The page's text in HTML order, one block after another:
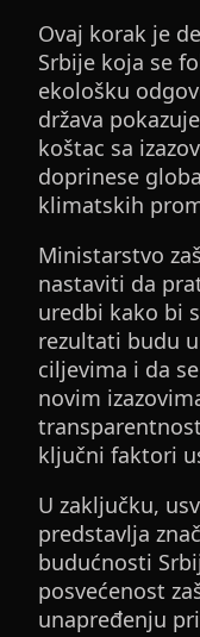
Ovaj korak je
Srbije koja se
ekološku
država
koštac sa
doprinese
klimatskih
Ministarstvo
nastaviti da
uredbi kako bi
rezultati budu
ciljevima i da
novim
ključni faktori
U zaključku,
predstavlja
budućnosti
posvećenost
unapređenju